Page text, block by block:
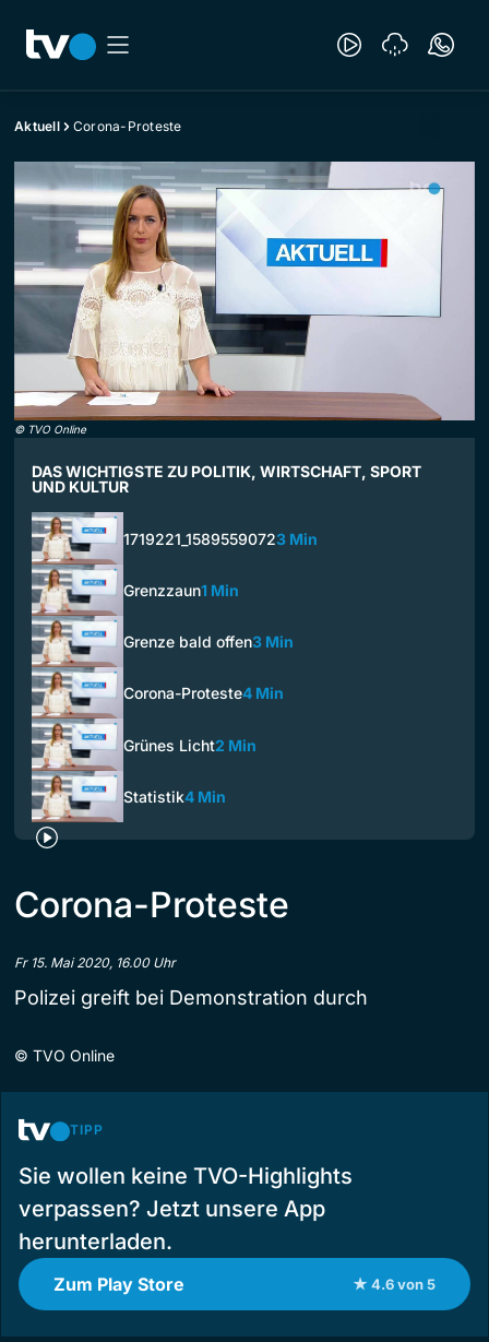
Aktuell Corona-Proteste
© TVO Online
DAS WICHTIGSTE ZU POLITIK, WIRTSCHAFT, SPORT
UND KULTUR
1719221_15895590723 Min
Grenzzaun1 Min
Grenze bald offen3 Min
Corona-Proteste4 Min
Grünes Licht2 Min
Statistik4 Min
Corona-Proteste
Fr 15. Mai 2020, 16.00 Uhr
Polizei greift bei Demonstration durch
© TVO Online
TIPP
Sie wollen keine TVO-Highlights
verpassen? Jetzt unsere App
herunterladen.
Zum Play Store ★ 4.6 von 5